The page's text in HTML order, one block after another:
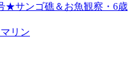
★サンゴ礁＆お魚観察・6歳
リン